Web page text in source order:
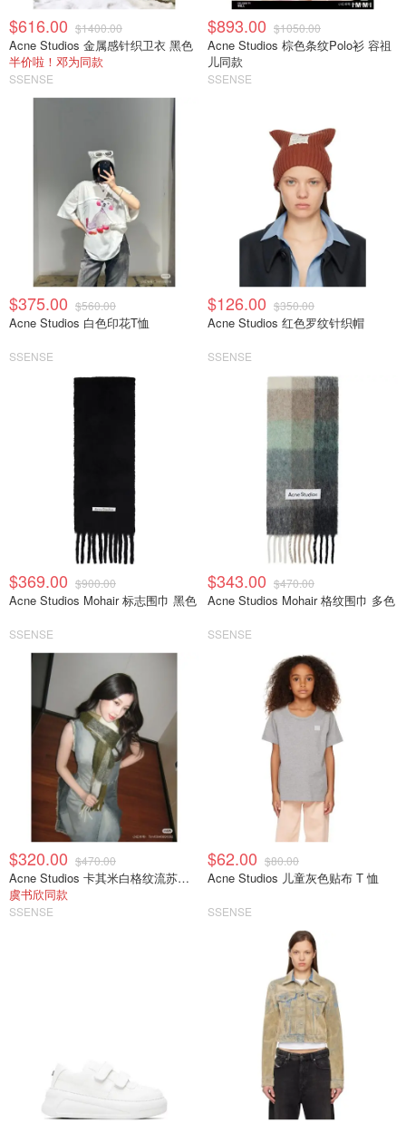
$616.00 $1400.00
Acne Studios 金属感针织卫衣 黑色
半价啦！邓为同款
SSENSE
$893.00 $1050.00
Acne Studios 棕色条纹Polo衫 容祖
儿同款
SSENSE
$375.00 $560.00
Acne Studios 白色印花T恤
SSENSE
$126.00 $350.00
Acne Studios 红色罗纹针织帽
SSENSE
$369.00 $900.00
Acne Studios Mohair 标志围巾 黑色
SSENSE
$343.00 $470.00
Acne Studios Mohair 格纹围巾 多色
SSENSE
$320.00 $470.00
Acne Studios 卡其米白格纹流苏围巾
虞书欣同款
SSENSE
$62.00 $80.00
Acne Studios 儿童灰色贴布 T 恤
SSENSE